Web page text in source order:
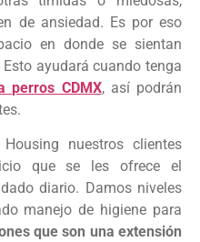
de ansiedad. Es por eso
en donde se sientan
ayudará cuando tenga
perros CDMX, así podrán
nuestros clientes
que se les ofrece el
diario. Damos niveles
manejo de higiene para
que son una extensión